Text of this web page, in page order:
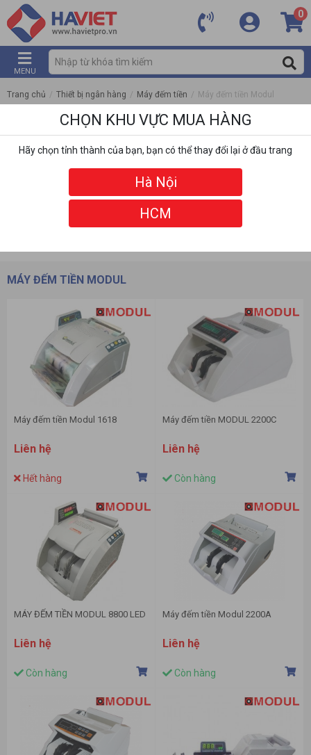
0
MENU
Trang chủ / Thiết bị ngân hàng / Máy đếm tiền / Máy đếm tiền Modul
MÁY ĐẾM TIỀN MODUL
Máy đếm tiền Modul 1618
Liên hệ
Hết hàng
Máy đếm tiền MODUL 2200C
Liên hệ
Còn hàng
MÁY ĐẾM TIỀN MODUL 8800 LED
Liên hệ
Còn hàng
Máy đếm tiền Modul 2200A
Liên hệ
Còn hàng
CHỌN KHU VỰC MUA HÀNG
Hãy chọn tỉnh thành của bạn, bạn có thể thay đổi lại ở đầu trang
Hà Nội
HCM